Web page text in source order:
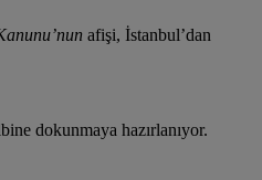
afişi, İstanbul’dan
dokunmaya hazırlanıyor.